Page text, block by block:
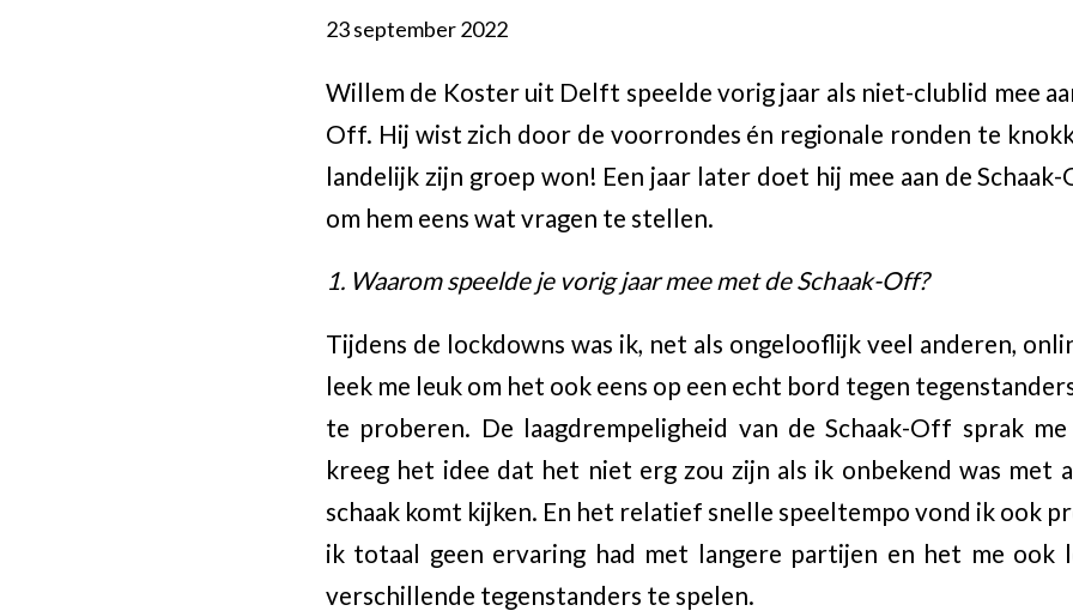
23 september 2022
Willem de Koster uit Delft speelde vorig jaar als niet-clublid mee
Off. Hij wist zich door de voorrondes én regionale ronden te
landelijk zijn groep won! Een jaar later doet hij mee aan de
om hem eens wat vragen te stellen.
1. Waarom speelde je vorig jaar mee met de Schaak-Off?
Tijdens de lockdowns was ik, net als ongelooflijk veel anderen,
leek me leuk om het ook eens op een echt bord tegen
te proberen. De laagdrempeligheid van de Schaak-Off sprak
kreeg het idee dat het niet erg zou zijn als ik onbekend was met
schaak komt kijken. En het relatief snelle speeltempo vond ik ook
ik totaal geen ervaring had met langere partijen en het me ook
verschillende tegenstanders te spelen.